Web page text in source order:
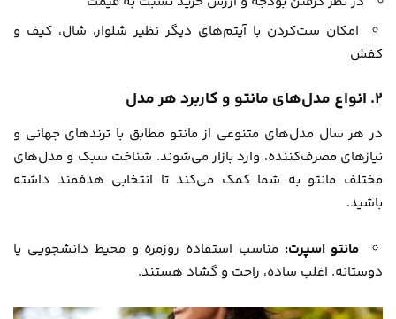
امکان ست‌کردن با آیتم‌های دیگر نظیر شلوار، شال، کیف و
کفش
۲. انواع مدل‌های مانتو و کاربرد هر مدل
در هر سال مدل‌های متنوعی از مانتو مطابق با ترندهای جهانی و
نیازهای مصرف‌کننده، وارد بازار می‌شوند. شناخت سبک و مدل‌های
مختلف مانتو به شما کمک می‌کند تا انتخابی هدفمند داشته
باشید.
مانتو اسپرت: مناسب استفاده روزمره و محیط دانشجویی یا
دوستانه. اغلب ساده، راحت و گشاد هستند.